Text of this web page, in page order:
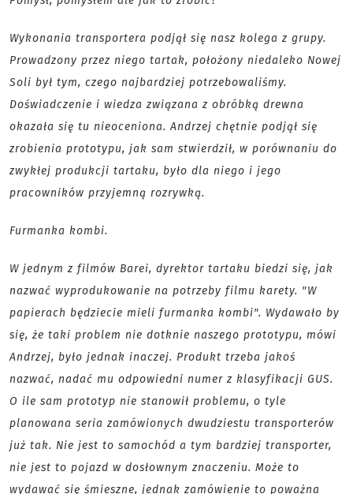
Wykonania transportera podjął się nasz kolega z grupy.
Prowadzony przez niego tartak, położony niedaleko Nowej
Soli był tym, czego najbardziej potrzebowaliśmy.
Doświadczenie i wiedza związana z obróbką drewna
okazała się tu nieoceniona. Andrzej chętnie podjął się
zrobienia prototypu, jak sam stwierdził, w porównaniu do
zwykłej produkcji tartaku, było dla niego i jego
pracowników przyjemną rozrywką.
Furmanka kombi.
W jednym z filmów Barei, dyrektor tartaku biedzi się, jak
nazwać wyprodukowanie na potrzeby filmu karety. "W
papierach będziecie mieli furmanka kombi". Wydawało by
się, że taki problem nie dotknie naszego prototypu, mówi
Andrzej, było jednak inaczej. Produkt trzeba jakoś
nazwać, nadać mu odpowiedni numer z klasyfikacji GUS.
O ile sam prototyp nie stanowił problemu, o tyle
planowana seria zamówionych dwudziestu transporterów
już tak. Nie jest to samochód a tym bardziej transporter,
nie jest to pojazd w dosłownym znaczeniu. Może to
wydawać się śmieszne, jednak zamówienie to poważna